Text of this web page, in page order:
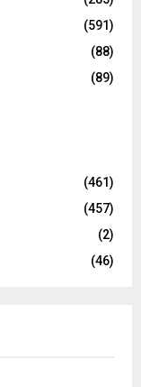
(591)
(88)
(89)
(461)
(457)
(2)
(46)